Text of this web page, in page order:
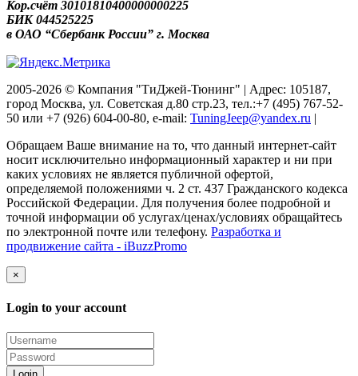
Кор.счёт 30101810400000000225
БИК 044525225
в ОАО “Сбербанк России” г. Москва
2005-2026 © Компания "ТиДжей-Тюнинг" | Адрес: 105187,
город Москва, ул. Советская д.80 стр.23, тел.:+7 (495) 767-52-
50 или +7 (926) 604-00-80, e-mail: TuningJeep@yandex.ru |
Обращаем Ваше внимание на то, что данный интернет-сайт
носит исключительно информационный характер и ни при
каких условиях не является публичной офертой,
определяемой положениями ч. 2 ст. 437 Гражданского кодекса
Российской Федерации. Для получения более подробной и
точной информации об услугах/ценах/условиях обращайтесь
по электронной почте или телефону. Разработка и
продвижение сайта - iBuzzPromo
×
Login to your account